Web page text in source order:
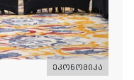
ეკონომიკა